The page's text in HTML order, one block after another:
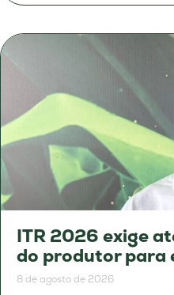
ITR 2026 exige
do produtor para
8 de agosto de 2026